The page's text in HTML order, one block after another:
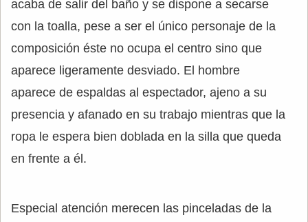
acaba de salir del baño y se dispone a secarse
con la toalla, pese a ser el único personaje de la
composición éste no ocupa el centro sino que
aparece ligeramente desviado. El hombre
aparece de espaldas al espectador, ajeno a su
presencia y afanado en su trabajo mientras que la
ropa le espera bien doblada en la silla que queda
en frente a él.
Especial atención merecen las pinceladas de la